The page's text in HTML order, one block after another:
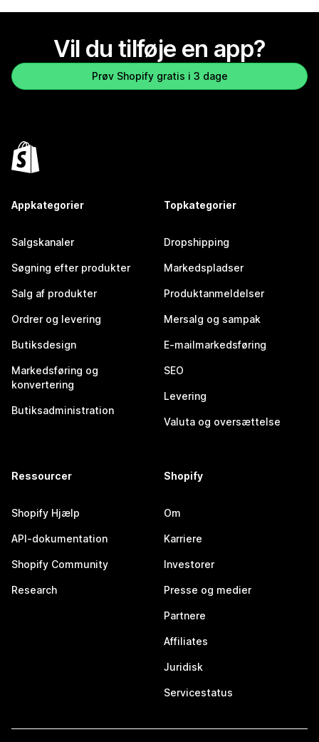
Vil du tilføje en app?
Prøv Shopify gratis i 3 dage
Appkategorier
Salgskanaler
Søgning efter produkter
Salg af produkter
Ordrer og levering
Butiksdesign
Markedsføring og
konvertering
Butiksadministration
Topkategorier
Dropshipping
Markedspladser
Produktanmeldelser
Mersalg og sampak
E-mailmarkedsføring
SEO
Levering
Valuta og oversættelse
Ressourcer
Shopify Hjælp
API-dokumentation
Shopify Community
Research
Shopify
Om
Karriere
Investorer
Presse og medier
Partnere
Affiliates
Juridisk
Servicestatus